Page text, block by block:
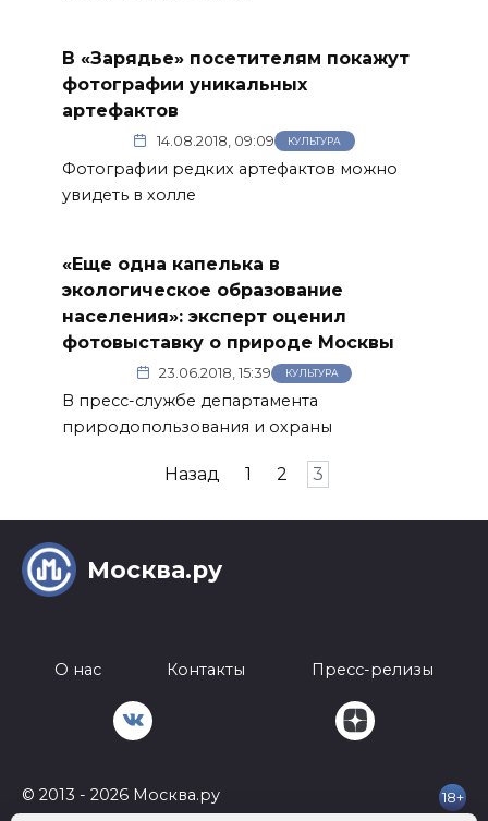
В «Зарядье» посетителям покажут
фотографии уникальных
артефактов
14.08.2018, 09:09 КУЛЬТУРА
Фотографии редких артефактов можно
увидеть в холле
«Еще одна капелька в
экологическое образование
населения»: эксперт оценил
фотовыставку о природе Москвы
23.06.2018, 15:39 КУЛЬТУРА
В пресс-службе департамента
природопользования и охраны
Назад 1 2 3
Москва.ру
О нас Контакты Пресс-релизы
© 2013 - 2026 Москва.ру 18+